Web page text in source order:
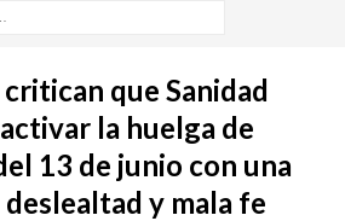
que Sanidad
la huelga de
13 de junio con una
y mala fe